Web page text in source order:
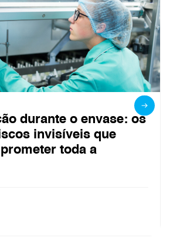
durante o envase: os
invisíveis que
toda a